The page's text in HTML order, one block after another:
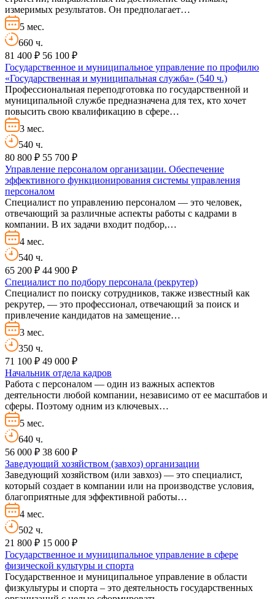
измеримых результатов. Он предполагает…
5 мес.
660 ч.
81 400 ₽ 56 100 ₽
Государственное и муниципальное управление по профилю
«Государственная и муниципальная служба» (540 ч.)
Профессиональная переподготовка по государственной и
муниципальной службе предназначена для тех, кто хочет
повысить свою квалификацию в сфере…
3 мес.
540 ч.
80 800 ₽ 55 700 ₽
Управление персоналом организации. Обеспечение
эффективного функционирования системы управления
персоналом
Специалист по управлению персоналом — это человек,
отвечающий за различные аспекты работы с кадрами в
компании. В их задачи входит подбор,…
4 мес.
540 ч.
65 200 ₽ 44 900 ₽
Специалист по подбору персонала (рекрутер)
Специалист по поиску сотрудников, также известный как
рекрутер, — это профессионал, отвечающий за поиск и
привлечение кандидатов на замещение…
3 мес.
350 ч.
71 100 ₽ 49 000 ₽
Начальник отдела кадров
Работа с персоналом — один из важных аспектов
деятельности любой компании, независимо от ее масштабов и
сферы. Поэтому одним из ключевых…
5 мес.
640 ч.
56 000 ₽ 38 600 ₽
Заведующий хозяйством (завхоз) организации
Заведующий хозяйством (или завхоз) — это специалист,
который создает в компании или на производстве условия,
благоприятные для эффективной работы…
4 мес.
502 ч.
21 800 ₽ 15 000 ₽
Государственное и муниципальное управление в сфере
физической культуры и спорта
Государственное и муниципальное управление в области
физкультуры и спорта – это деятельность государственных